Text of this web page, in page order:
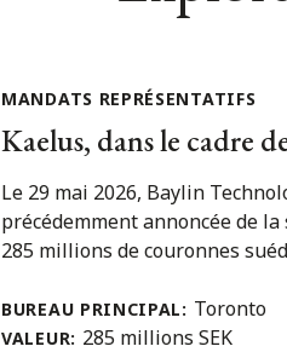
MANDATS REPRÉSENTATIFS
Kaelus, dans le cadre
Le 29 mai 2026, Baylin
précédemment annoncée de
285 millions de couronnes
BUREAU PRINCIPAL: Toronto
VALEUR: 285 millions SEK